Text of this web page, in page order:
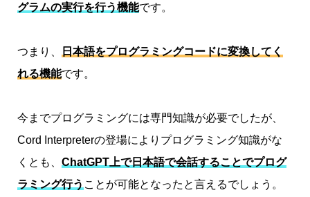
グラムの実行を行う機能です。
つまり、
日本語をプログラミングコードに変換してく
れる機能です。
今までプログラミングには専門知識が必要でしたが、
Cord Interpreterの登場によりプログラミング知識がな
くとも、 ChatGPT上で日本語で会話することでプログ
ラミング行う ことが可能となったと言えるでしょう。